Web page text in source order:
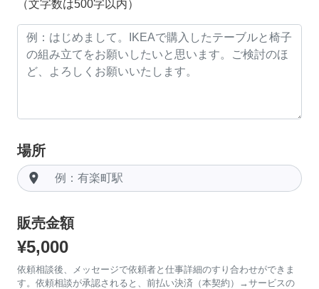
（文字数は500字以内）
場所
room
販売金額
¥5,000
依頼相談後、メッセージで依頼者と仕事詳細のすり合わせができま
す。依頼相談が承認されると、前払い決済（本契約）→サービスの